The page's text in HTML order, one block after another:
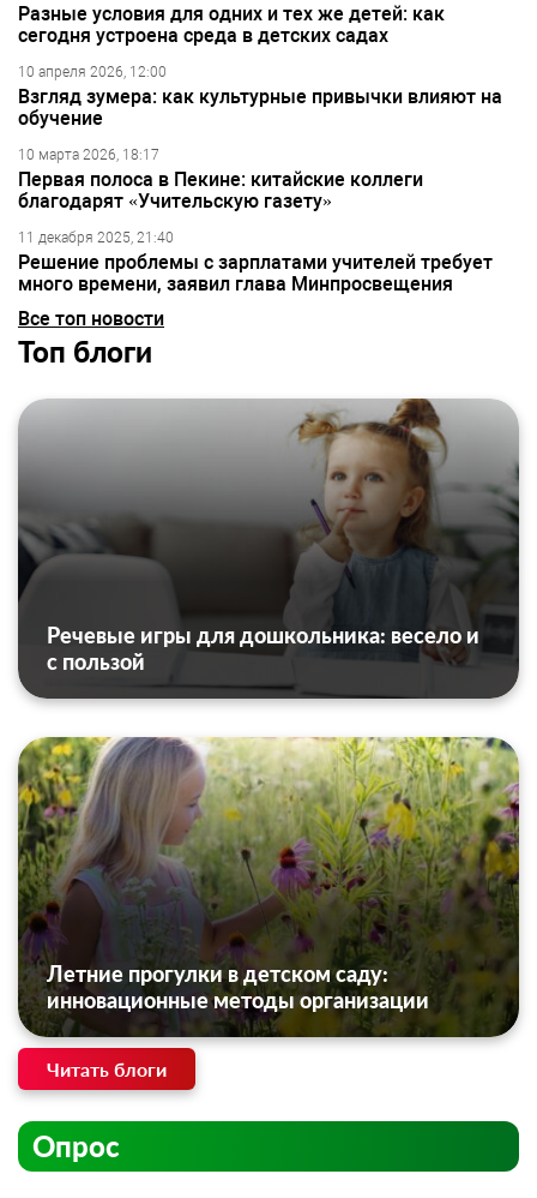
Разные условия для одних и тех же детей: как
сегодня устроена среда в детских садах
10 апреля 2026, 12:00
Взгляд зумера: как культурные привычки влияют на
обучение
10 марта 2026, 18:17
Первая полоса в Пекине: китайские коллеги
благодарят «Учительскую газету»
11 декабря 2025, 21:40
Решение проблемы с зарплатами учителей требует
много времени, заявил глава Минпросвещения
Все топ новости
Топ блоги
Речевые игры для дошкольника: весело и
с пользой
Летние прогулки в детском саду:
инновационные методы организации
Читать блоги
Опрос